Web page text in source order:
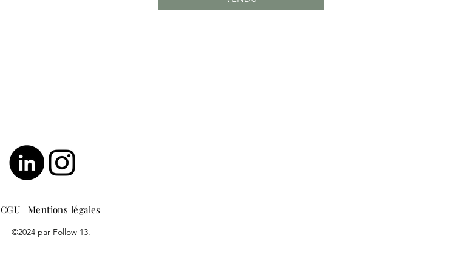
CGU Mentions légales
©2024 par Follow 13.